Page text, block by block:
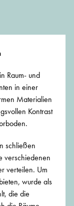
Raum- und
in einer
Materialien
Kontrast
schließen
verschiedenen
verteilen. Um
wurde als
die die